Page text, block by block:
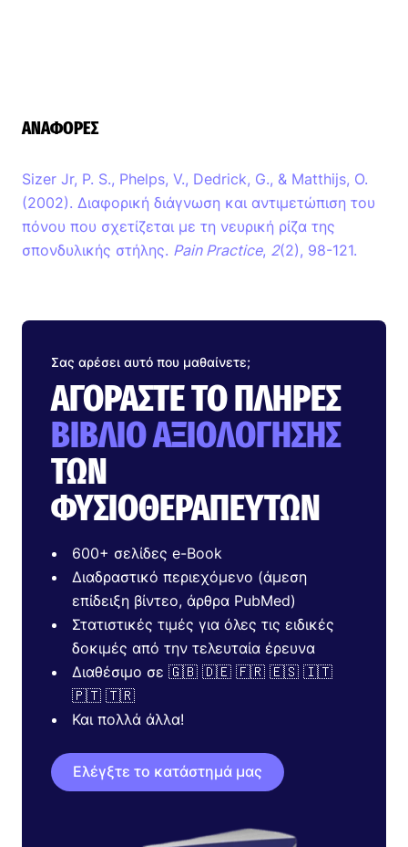
ΑΝΑΦΟΡΈΣ
Sizer Jr, P. S., Phelps, V., Dedrick, G., & Matthijs, O.
(2002). Διαφορική διάγνωση και αντιμετώπιση του
πόνου που σχετίζεται με τη νευρική ρίζα της
σπονδυλικής στήλης. Pain Practice, 2(2), 98-121.
Σας αρέσει αυτό που μαθαίνετε;
ΑΓΟΡΆΣΤΕ ΤΟ ΠΛΉΡΕΣ
ΒΙΒΛΊΟ ΑΞΙΟΛΌΓΗΣΗΣ
ΤΩΝ
ΦΥΣΙΟΘΕΡΑΠΕΥΤΏΝ
600+ σελίδες e-Book
Διαδραστικό περιεχόμενο (άμεση
επίδειξη βίντεο, άρθρα PubMed)
Στατιστικές τιμές για όλες τις ειδικές
δοκιμές από την τελευταία έρευνα
Διαθέσιμο σε 🇬🇧 🇩🇪 🇫🇷 🇪🇸 🇮🇹
🇵🇹 🇹🇷
Και πολλά άλλα!
Ελέγξτε το κατάστημά μας